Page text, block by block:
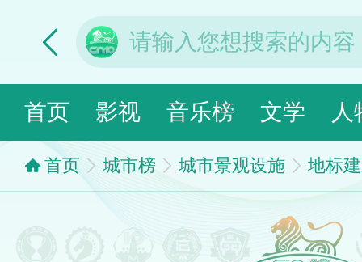
首页 影视 音乐榜 文学 人
首页 城市榜 城市景观设施 地标